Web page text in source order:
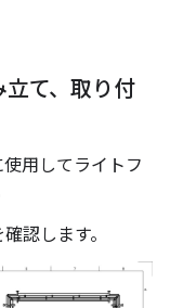
立て、取り付
用してライトフ
認します。